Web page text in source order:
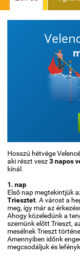
Hosszú hétvége
aki részt vesz3 napos
kínál.
1. nap
Első nap megtekintjük
Triesztet. A várost a
meg, így már az
Ahogy közeledünk a
szemünk előtt Trieszt,
mesélnek Trieszt
Amennyiben időnk
megcsodáljuk és